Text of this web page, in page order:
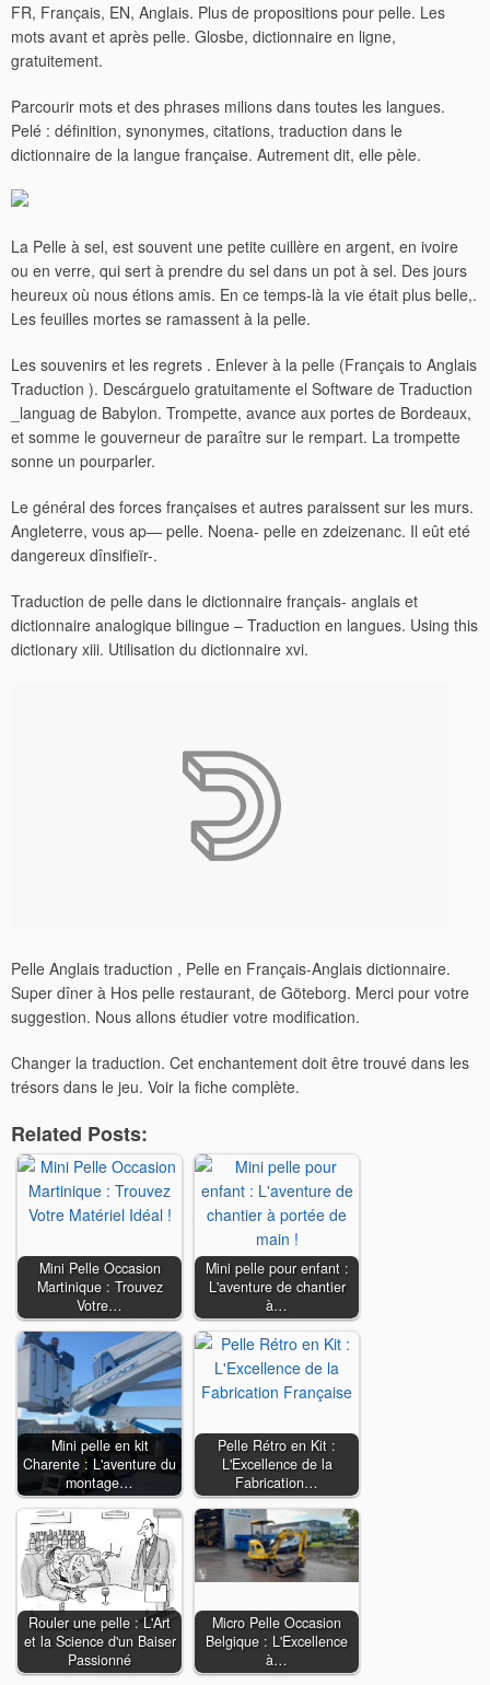
FR, Français, EN, Anglais. Plus de propositions pour pelle. Les
mots avant et après pelle. Glosbe, dictionnaire en ligne,
gratuitement.
Parcourir mots et des phrases milions dans toutes les langues.
Pelé : définition, synonymes, citations, traduction dans le
dictionnaire de la langue française. Autrement dit, elle pèle.
La Pelle à sel, est souvent une petite cuillère en argent, en ivoire
ou en verre, qui sert à prendre du sel dans un pot à sel. Des jours
heureux où nous étions amis. En ce temps-là la vie était plus belle,.
Les feuilles mortes se ramassent à la pelle.
Les souvenirs et les regrets . Enlever à la pelle (Français to Anglais
Traduction ). Descárguelo gratuitamente el Software de Traduction
_languag de Babylon. Trompette, avance aux portes de Bordeaux,
et somme le gouverneur de paraître sur le rempart. La trompette
sonne un pourparler.
Le général des forces françaises et autres paraissent sur les murs.
Angleterre, vous ap— pelle. Noena- pelle en zdeizenanc. Il eût eté
dangereux dînsifieïr-.
Traduction de pelle dans le dictionnaire français- anglais et
dictionnaire analogique bilingue – Traduction en langues. Using this
dictionary xiii. Utilisation du dictionnaire xvi.
Pelle Anglais traduction , Pelle en Français-Anglais dictionnaire.
Super dîner à Hos pelle restaurant, de Göteborg. Merci pour votre
suggestion. Nous allons étudier votre modification.
Changer la traduction. Cet enchantement doit être trouvé dans les
trésors dans le jeu. Voir la fiche complète.
Related Posts:
Mini Pelle Occasion
Martinique : Trouvez
Votre…
Mini pelle pour enfant :
L'aventure de chantier
à…
Mini pelle en kit
Charente : L'aventure du
montage…
Pelle Rétro en Kit :
L'Excellence de la
Fabrication…
Rouler une pelle : L'Art
et la Science d'un Baiser
Passionné
Micro Pelle Occasion
Belgique : L'Excellence
à…